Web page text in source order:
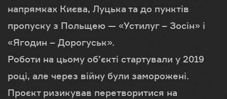
напрямках Києва, Луцька та до пунктів
пропуску з Польщею — «Устилуг – Зосін» і
«Ягодин – Дорогуськ».
Роботи на цьому об’єкті стартували у 2019
році, але через війну були заморожені.
Проєкт ризикував перетворитися на